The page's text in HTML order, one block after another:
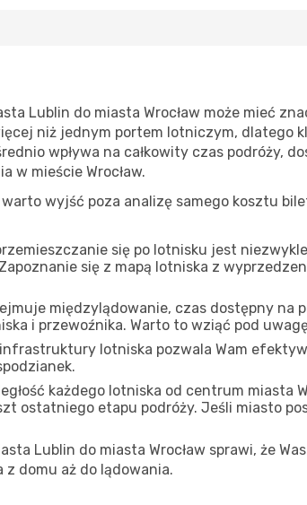
Lublin do miasta Wrocław może mieć
niż jednym portem lotniczym, dlatego
wpływa na całkowity czas podróży,
w mieście Wrocław.
warto wyjść poza analizę samego kosztu
się po lotnisku jest
się z mapą lotniska z
międzylądowanie, czas dostępny na
i przewoźnika. Warto to wziąć pod
lotniska pozwala Wam
każdego lotniska od centrum miasta
ostatniego etapu podróży. Jeśli miasto
Lublin do miasta Wrocław sprawi, że
domu aż do lądowania.